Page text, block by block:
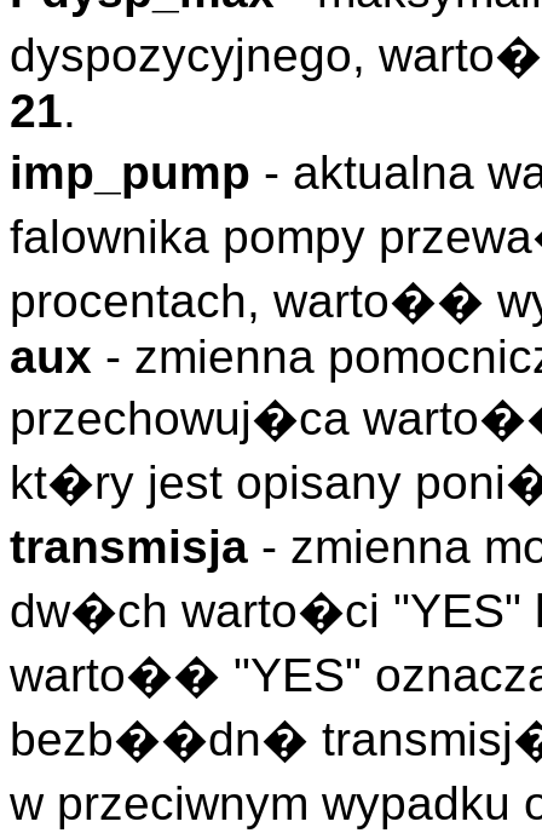
dyspozycyjnego,
21.
imp_pump - aktualna
falownika pompy
procentach, warto��
aux - zmienna
przechowuj�ca
kt�ry jest opisany
transmisja - zmienna
dw�ch warto�ci "YES"
warto�� "YES"
bezb��dn� transmisj�
w przeciwnym